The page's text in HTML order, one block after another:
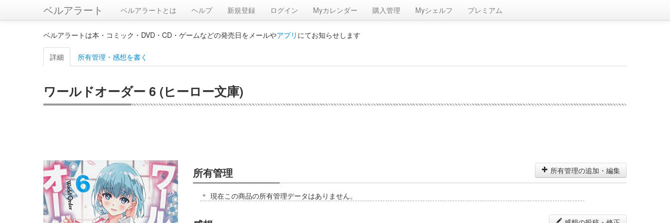
ベルアラート ベルアラートとは ヘルプ 新規登録 ログイン Myカレンダー 購入管理 Myシェルフ プレミアム
ベルアラートは本・コミック・DVD・CD・ゲームなどの発売日をメールやアプリ にてお知らせします
詳細 所有管理・感想を書く
ワールドオーダー 6 (ヒーロー文庫)
所有管理 所有管理の追加・編集
現在この商品の所有管理データはありません。